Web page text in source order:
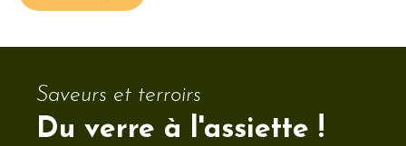
Saveurs et terroirs
Du verre à l'assiette !